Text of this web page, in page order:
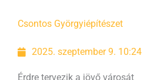
Csontos Györgyiépítészet
2025. szeptember 9. 10:24
Érdre tervezik a jövő városát